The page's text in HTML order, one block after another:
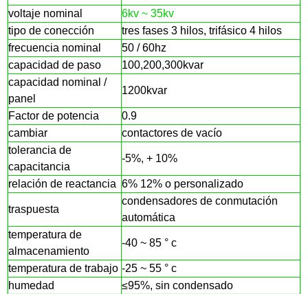
voltaje nominal
6kv ~ 35kv
tipo de conección
tres fases 3 hilos, trifásico 4 hilos
frecuencia nominal
50 / 60hz
capacidad de paso
100,200,300kvar
capacidad nominal /
panel
1200kvar
Factor de potencia
0.9
cambiar
contactores de vacío
tolerancia de
capacitancia
-5%, + 10%
relación de reactancia 6% 12% o personalizado
traspuesta
condensadores de conmutación
automática
temperatura de
almacenamiento
-40 ~ 85 ° c
temperatura de trabajo -25 ~ 55 ° c
humedad
≤95%, sin condensado